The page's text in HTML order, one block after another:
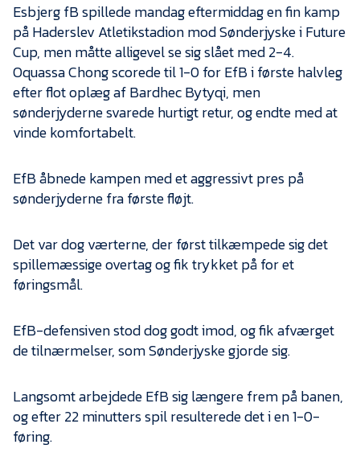
Kontakt
Job i EfB
Presse
Esbjerg fB spillede mandag eftermiddag en fin kamp
på Haderslev Atletikstadion mod Sønderjyske i Future
Cup, men måtte alligevel se sig slået med 2-4.
Oquassa Chong scorede til 1-0 for EfB i første halvleg
efter flot oplæg af Bardhec Bytyqi, men
sønderjyderne svarede hurtigt retur, og endte med at
vinde komfortabelt.
EfB åbnede kampen med et aggressivt pres på
sønderjyderne fra første fløjt.
Det var dog værterne, der først tilkæmpede sig det
spillemæssige overtag og fik trykket på for et
føringsmål.
EfB-defensiven stod dog godt imod, og fik afværget
de tilnærmelser, som Sønderjyske gjorde sig.
Langsomt arbejdede EfB sig længere frem på banen,
og efter 22 minutters spil resulterede det i en 1-0-
føring.